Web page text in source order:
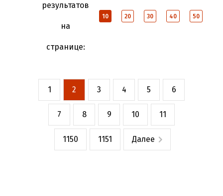
результатов
на
странице:
10 20 30 40 50
1 2 3 4 5 6
7 8 9 10 11
1150 1151 Далее